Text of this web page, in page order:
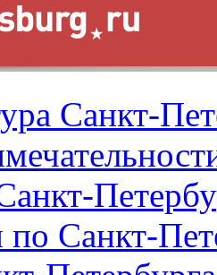
Санкт-
по Санкт-